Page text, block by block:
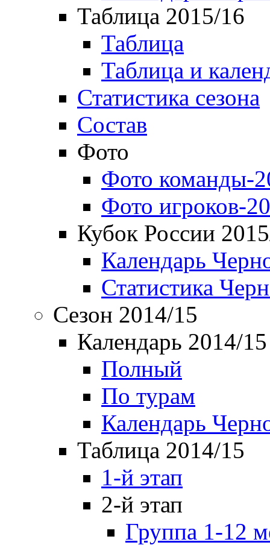
Таблица 2015/16
Таблица
Таблица и
Статистика сезона
Состав
Фото
Фото команды-
Фото игроков-
Кубок России
Календарь
Статистика
Сезон 2014/15
Календарь 2014/15
Полный
По турам
Календарь
Таблица 2014/15
1-й этап
2-й этап
Группа 1-12